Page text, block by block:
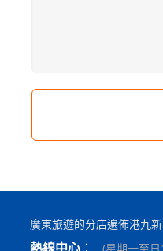
廣東旅遊的分店遍佈港九